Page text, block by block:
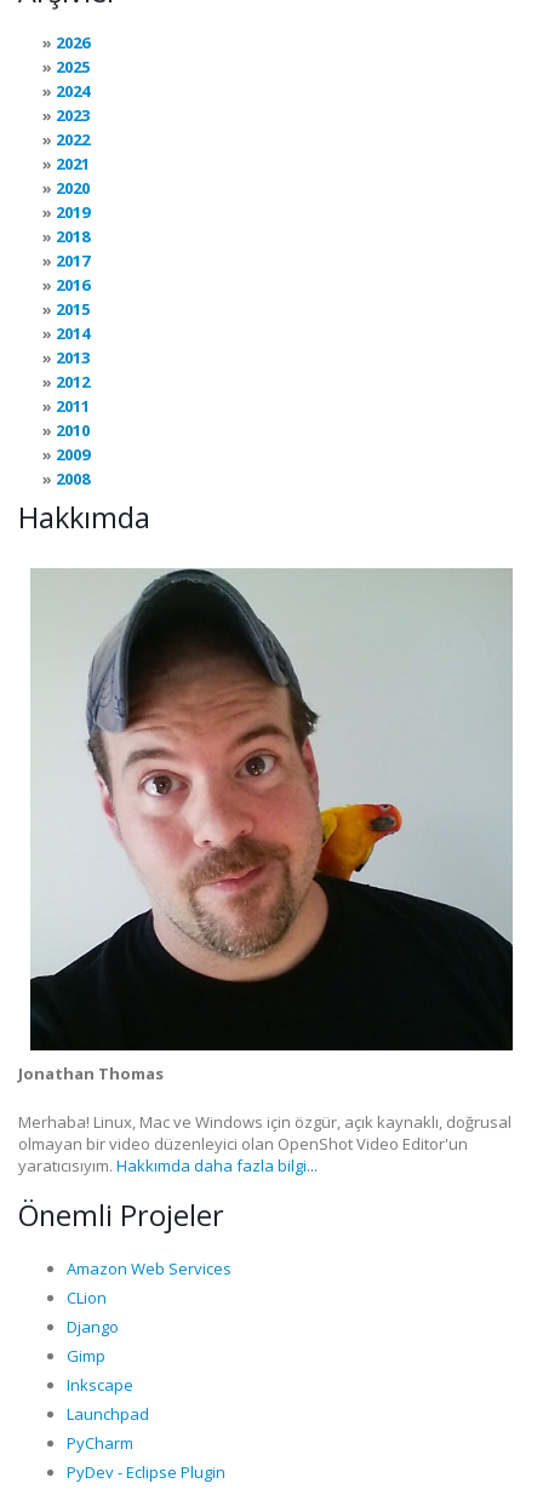
2026
2025
2024
2023
2022
2021
2020
2019
2018
2017
2016
2015
2014
2013
2012
2011
2010
2009
2008
Hakkımda
Jonathan Thomas
Merhaba! Linux, Mac ve Windows için özgür, açık kaynaklı, doğrusal
olmayan bir video düzenleyici olan OpenShot Video Editor'un
yaratıcısıyım. Hakkımda daha fazla bilgi...
Önemli Projeler
Amazon Web Services
CLion
Django
Gimp
Inkscape
Launchpad
PyCharm
PyDev - Eclipse Plugin